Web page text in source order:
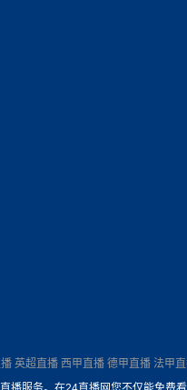
英超直播 西甲直播 德甲直播 法甲